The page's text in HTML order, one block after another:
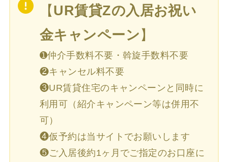
【UR賃貸Zの入居お祝い
金キャンペーン】
➊仲介手数料不要・斡旋手数料不要
❷キャンセル料不要
❸UR賃貸住宅のキャンペーンと同時に
利用可（紹介キャンペーン等は併用不
可）
❹仮予約は当サイトでお願いします
❺ご入居後約1ヶ月でご指定のお口座に